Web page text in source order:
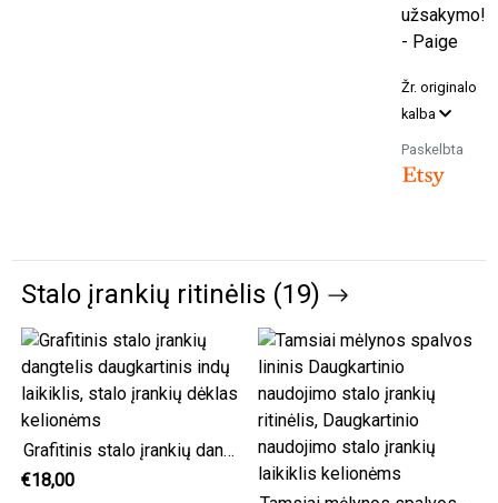
užsakymo!
- Paige
Žr. originalo
kalba
Paskelbta
Stalo įrankių ritinėlis (19)
Grafitinis stalo įrankių dangtelis daugkartinis indų laikiklis, stalo įrankių dėklas kelionėms
€18,00